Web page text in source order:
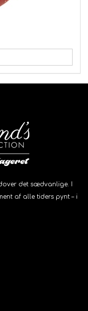
det sædvanlige. I
af alle tiders pynt – i